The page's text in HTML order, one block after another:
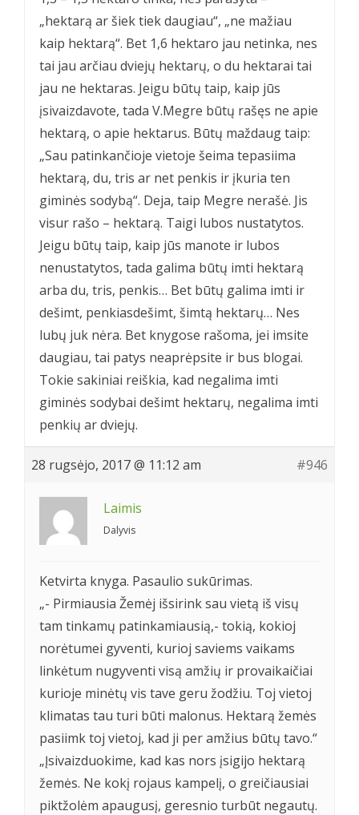
„hektarą ar šiek tiek daugiau“, „ne mažiau
kaip hektarą“. Bet 1,6 hektaro jau netinka, nes
tai jau arčiau dviejų hektarų, o du hektarai tai
jau ne hektaras. Jeigu būtų taip, kaip jūs
įsivaizdavote, tada V.Megre būtų rašęs ne apie
hektarą, o apie hektarus. Būtų maždaug taip:
„Sau patinkančioje vietoje šeima tepasiima
hektarą, du, tris ar net penkis ir įkuria ten
giminės sodybą“. Deja, taip Megre nerašė. Jis
visur rašo – hektarą. Taigi lubos nustatytos.
Jeigu būtų taip, kaip jūs manote ir lubos
nenustatytos, tada galima būtų imti hektarą
arba du, tris, penkis… Bet būtų galima imti ir
dešimt, penkiasdešimt, šimtą hektarų… Nes
lubų juk nėra. Bet knygose rašoma, jei imsite
daugiau, tai patys neaprėpsite ir bus blogai.
Tokie sakiniai reiškia, kad negalima imti
giminės sodybai dešimt hektarų, negalima imti
penkių ar dviejų.
28 rugsėjo, 2017 @ 11:12 am #946
Laimis
Dalyvis
Ketvirta knyga. Pasaulio sukūrimas.
„- Pirmiausia Žemėj išsirink sau vietą iš visų
tam tinkamų patinkamiausią,- tokią, kokioj
norėtumei gyventi, kurioj saviems vaikams
linkėtum nugyventi visą amžių ir provaikaičiai
kurioje minėtų vis tave geru žodžiu. Toj vietoj
klimatas tau turi būti malonus. Hektarą žemės
pasiimk toj vietoj, kad ji per amžius būtų tavo.“
„Įsivaizduokime, kad kas nors įsigijo hektarą
žemės. Ne kokį rojaus kampelį, o greičiausiai
piktžolėm apaugusį, geresnio turbūt negautų.